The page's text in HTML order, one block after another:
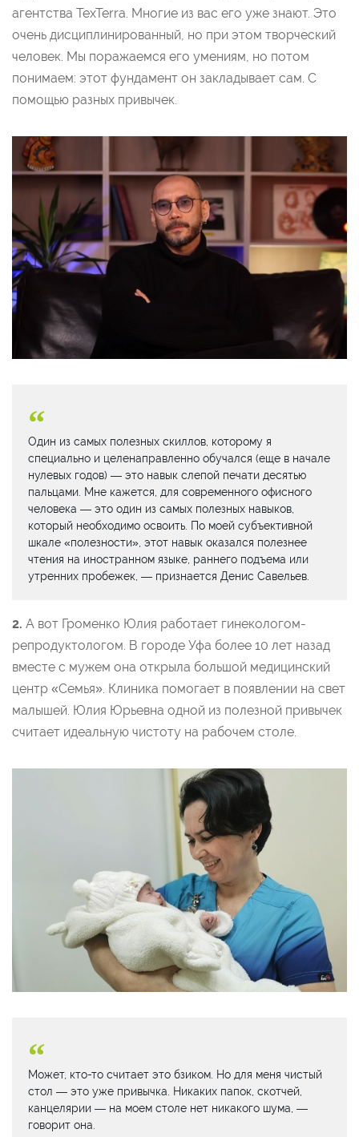
агентства TexTerra. Многие из вас его уже знают. Это
очень дисциплинированный, но при этом творческий
человек. Мы поражаемся его умениям, но потом
понимаем: этот фундамент он закладывает сам. С
помощью разных привычек.
Один из самых полезных скиллов, которому я
специально и целенаправленно обучался (еще в начале
нулевых годов) — это навык слепой печати десятью
пальцами. Мне кажется, для современного офисного
человека — это один из самых полезных навыков,
который необходимо освоить. По моей субъективной
шкале «полезности», этот навык оказался полезнее
чтения на иностранном языке, раннего подъема или
утренних пробежек, — признается Денис Савельев.
2. А вот Громенко Юлия работает гинекологом-
репродуктологом. В городе Уфа более 10 лет назад
вместе с мужем она открыла большой медицинский
центр «Семья». Клиника помогает в появлении на свет
малышей. Юлия Юрьевна одной из полезной привычек
считает идеальную чистоту на рабочем столе.
Может, кто-то считает это бзиком. Но для меня чистый
стол — это уже привычка. Никаких папок, скотчей,
канцелярии — на моем столе нет никакого шума, —
говорит она.